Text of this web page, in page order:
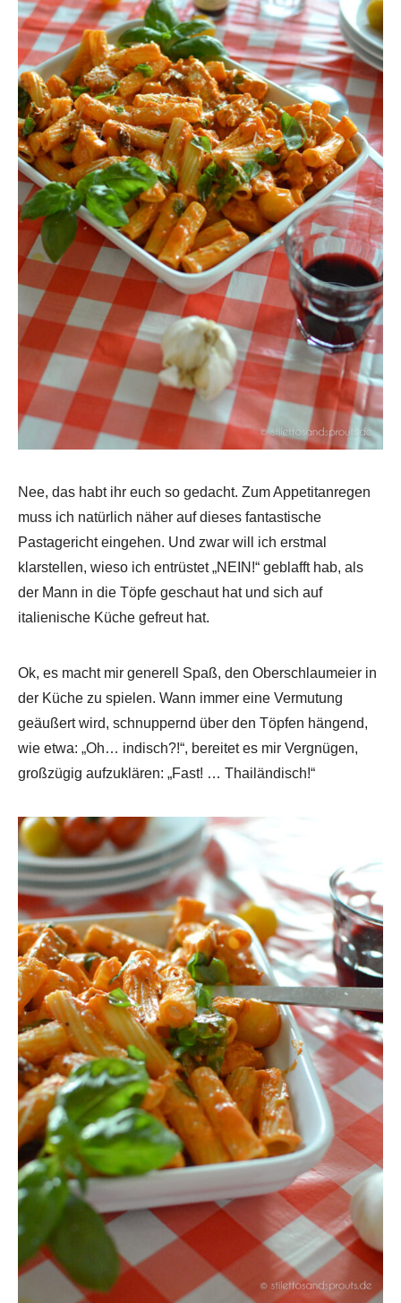
Nee, das habt ihr euch so gedacht. Zum Appetitanregen
muss ich natürlich näher auf dieses fantastische
Pastagericht eingehen. Und zwar will ich erstmal
klarstellen, wieso ich entrüstet „NEIN!“ geblafft hab, als
der Mann in die Töpfe geschaut hat und sich auf
italienische Küche gefreut hat.
Ok, es macht mir generell Spaß, den Oberschlaumeier in
der Küche zu spielen. Wann immer eine Vermutung
geäußert wird, schnuppernd über den Töpfen hängend,
wie etwa: „Oh… indisch?!“, bereitet es mir Vergnügen,
großzügig aufzuklären: „Fast! … Thailändisch!“